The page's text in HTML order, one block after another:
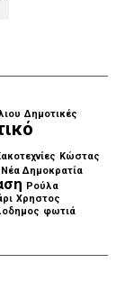
Δημοτικές
Κώστας
Νέα Δημοκρατία
Ρούλα
Χρηστος
φωτιά